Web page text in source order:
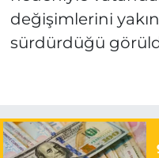
değişimlerini
sürdürdüğü